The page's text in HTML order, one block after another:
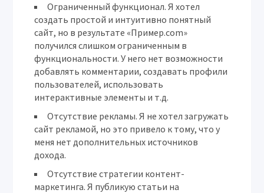
Ограниченный функционал. Я хотел
создать простой и интуитивно понятный
сайт, но в результате «Пример.com»
получился слишком ограниченным в
функциональности. У него нет возможности
добавлять комментарии, создавать профили
пользователей, использовать
интерактивные элементы и т.д.
Отсутствие рекламы. Я не хотел загружать
сайт рекламой, но это привело к тому, что у
меня нет дополнительных источников
дохода.
Отсутствие стратегии контент-
маркетинга. Я публикую статьи на